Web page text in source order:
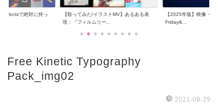
Effectsで絶対に持っ
【歌ってみた/イラストMV】あるある表
現：『フィルムリー...
【2025年版】映像・
Friday&...
Free Kinetic Typography
Pack_img02
2021-09-29